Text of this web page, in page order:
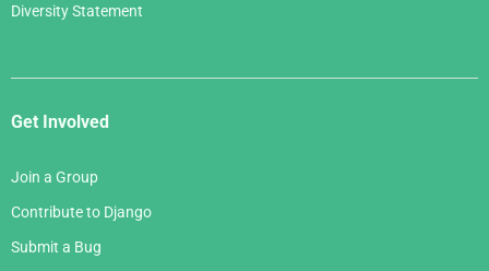
Diversity Statement
Get Involved
Join a Group
Contribute to Django
Submit a Bug